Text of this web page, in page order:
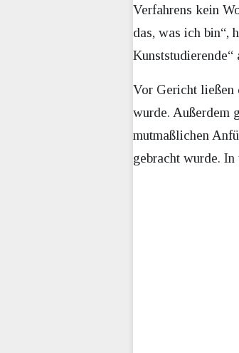
Verfahrens kein
das, was ich bin“,
Vor Gericht ließen
wurde. Außerdem
mutmaßlichen
gebracht wurde.